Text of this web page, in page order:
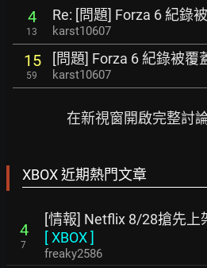
4
13
Re: [問題] Forza 6 紀錄
karst10607
15
59
[問題] Forza 6 紀錄被覆
karst10607
在新視窗開啟完整討
XBOX 近期熱門文章
4
7
[情報] Netflix 8/28搶先上
[XBOX]
freaky2586